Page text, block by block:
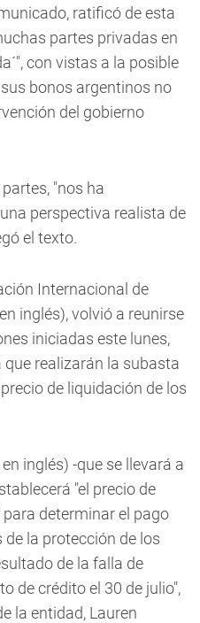
ratificó de esta
partes privadas en
con vistas a la posible
bonos argentinos no
del gobierno
"nos ha
perspectiva realista de
el texto.
Internacional de
inglés), volvió a reunirse
iniciadas este lunes,
que realizarán la subasta
de liquidación de los
inglés) -que se llevará a
"el precio de
determinar el pago
la protección de los
de la falla de
de crédito el 30 de julio",
la entidad, Lauren